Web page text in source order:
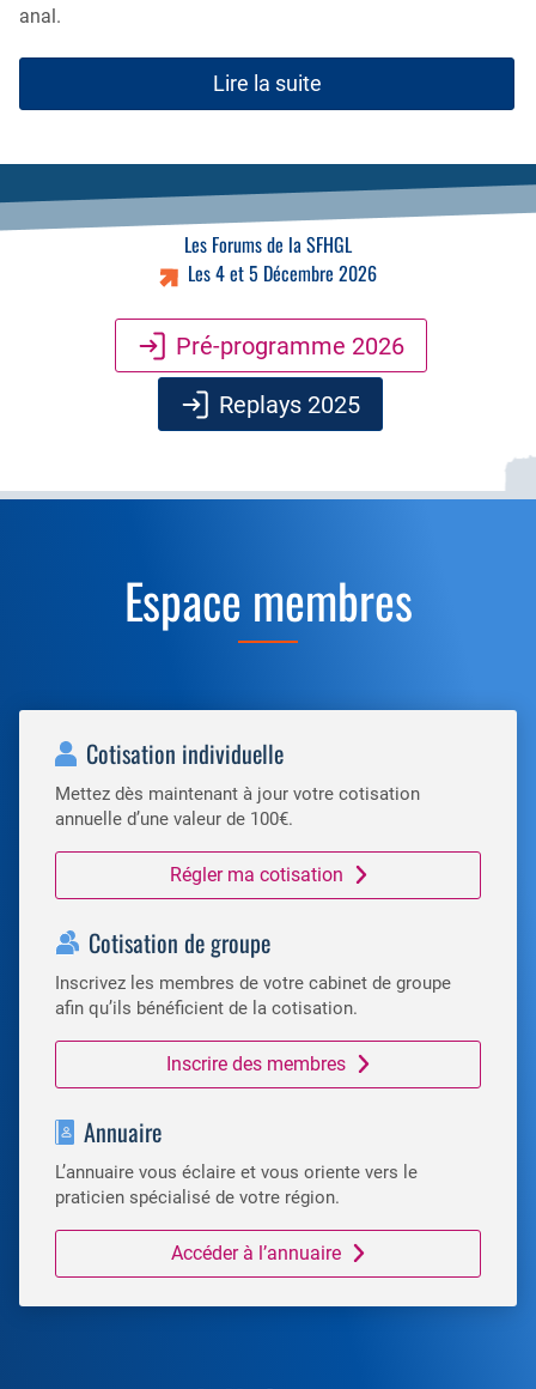
anal.
Lire la suite
Les Forums de la SFHGL
Les 4 et 5 Décembre 2026
Pré-programme 2026
Replays 2025
Espace membres
Cotisation individuelle
Mettez dès maintenant à jour votre cotisation
annuelle d’une valeur de 100€.
Régler ma cotisation
Cotisation de groupe
Inscrivez les membres de votre cabinet de groupe
afin qu’ils bénéficient de la cotisation.
Inscrire des membres
Annuaire
L’annuaire vous éclaire et vous oriente vers le
praticien spécialisé de votre région.
Accéder à l’annuaire